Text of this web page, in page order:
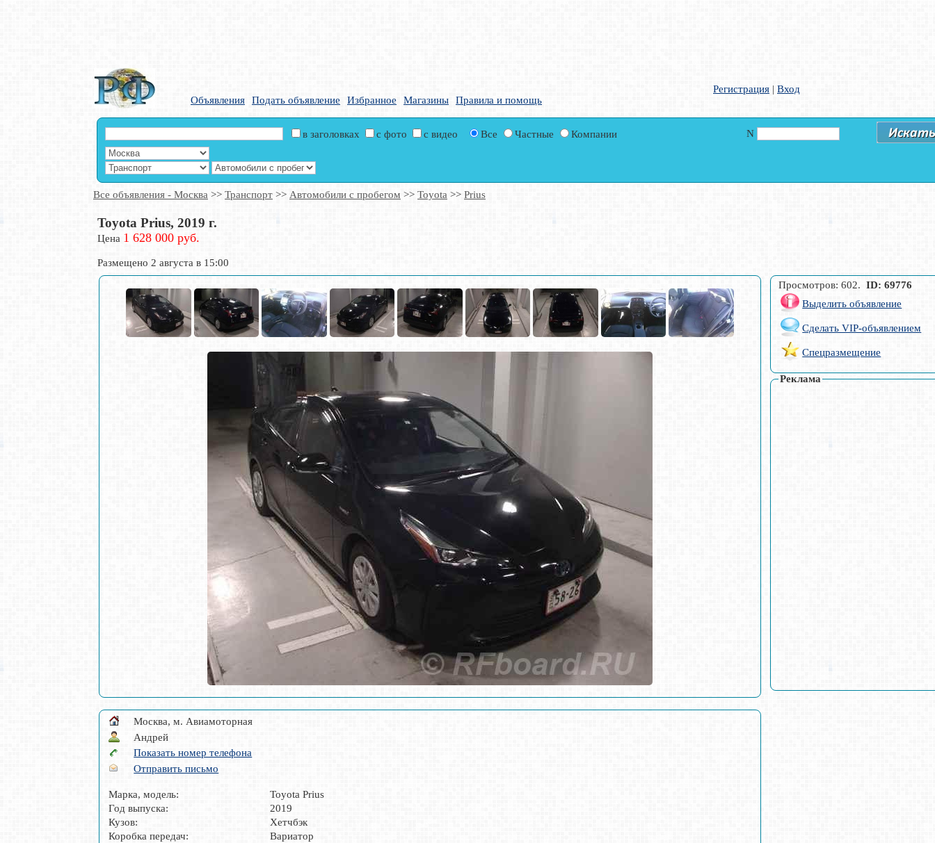
Объявления Подать объявление Избранное Магазины Правила и помощь
Регистрация | Вход
в заголовках с фото Все Частные Компании N
Все объявления - Москва >> Транспорт >> Автомобили с пробегом >> Toyota >> Prius
Toyota Prius, 2019 г.
Цена 1 628 000 руб.
Размещено 2 августа в 15:00
Москва, м. Авиамоторная
Андрей
Показать номер телефона
Отправить письмо
Марка, модель:
Toyota Prius
Год выпуска:
2019
Кузов:
Хетчбэк
Коробка передач:
Вариатор
Просмотров: 602.ID: 69776
Выделить объявление
Сделать VIP-объявлением
Спецразмещение
Реклама